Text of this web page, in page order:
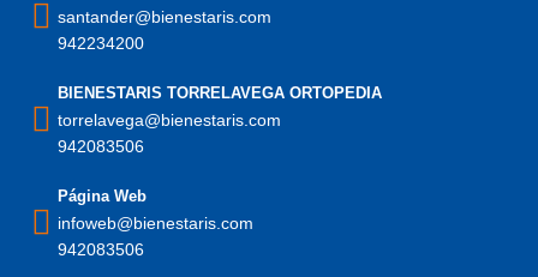
santander@bienestaris.com
942234200
BIENESTARIS TORRELAVEGA ORTOPEDIA
torrelavega@bienestaris.com
942083506
Página Web
infoweb@bienestaris.com
942083506